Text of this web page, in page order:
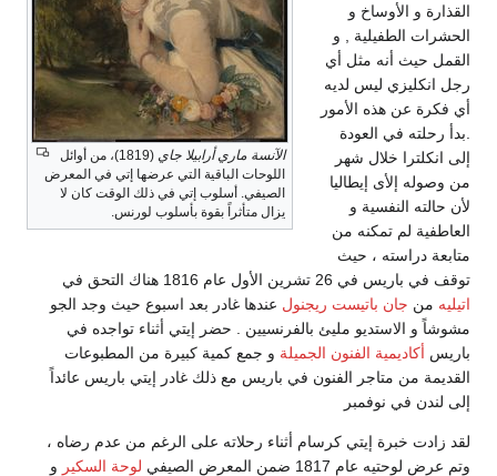
الآنسة ماري أرابيلا جاي
(1819)، من أوائل
اللوحات الباقية التي عرضها إتي في المعرض
الصيفي. أسلوب إتي في ذلك الوقت كان لا
يزال متأثراً بقوة بأسلوب لورنس.
القذارة و الأوساخ و
الحشرات الطفيلية , و
القمل حيث أنه مثل أي
رجل انكليزي ليس لديه
أي فكرة عن هذه الأمور
.بدأ رحلته في العودة
إلى انكلترا خلال شهر
من وصوله إلأى إيطاليا
لأن حالته النفسية و
العاطفية لم تمكنه من
متابعة دراسته ، حيث
توقف في باريس في 26 تشرين الأول عام 1816 هناك التحق في
اتيليه من جان باتيست ريجنول عندها غادر بعد اسبوع حيث وجد الجو
مشوشاً و الاستديو مليئ بالفرنسيين . حضر إيتي أثناء تواجده في
باريس أكاديمية الفنون الجميلة و جمع كمية كبيرة من المطبوعات
القديمة من متاجر الفنون في باريس مع ذلك غادر إيتي باريس عائداً
إلى لندن في نوفمبر
لقد زادت خبرة إيتي كرسام أثناء رحلاته على الرغم من عدم رضاه ،
وتم عرض لوحتيه عام 1817 ضمن المعرض الصيفي
لوحة السكير و